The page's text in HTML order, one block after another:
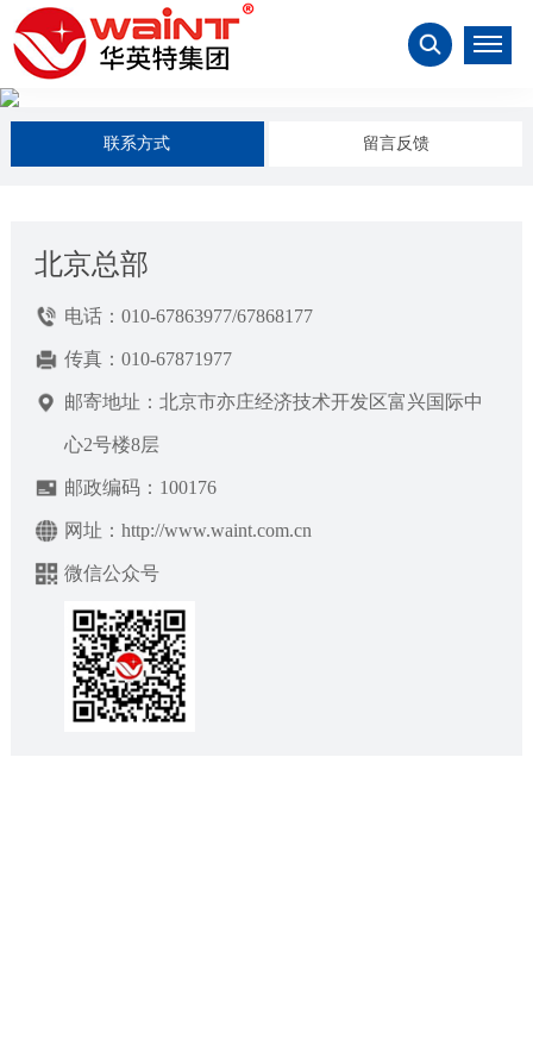
联系方式 留言反馈
北京总部
电话：010-67863977/67868177
传真：010-67871977
邮寄地址：北京市亦庄经济技术开发区富兴国际中
心2号楼8层
邮政编码：100176
网址：http://www.waint.com.cn
微信公众号